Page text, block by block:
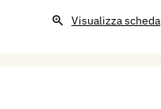
Visualizza scheda